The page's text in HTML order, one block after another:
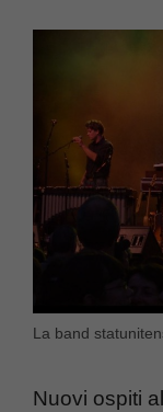
La band
Nuovi ospiti al